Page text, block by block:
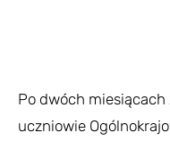
Po dwóch miesiącach
uczniowie